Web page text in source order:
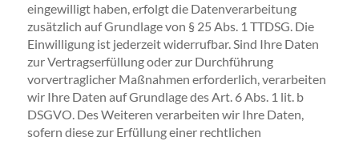
eingewilligt haben, erfolgt die Datenverarbeitung
zusätzlich auf Grundlage von § 25 Abs. 1 TTDSG. Die
Einwilligung ist jederzeit widerrufbar. Sind Ihre Daten
zur Vertragserfüllung oder zur Durchführung
vorvertraglicher Maßnahmen erforderlich, verarbeiten
wir Ihre Daten auf Grundlage des Art. 6 Abs. 1 lit. b
DSGVO. Des Weiteren verarbeiten wir Ihre Daten,
sofern diese zur Erfüllung einer rechtlichen